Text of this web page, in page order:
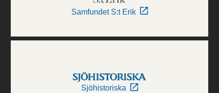
Samfundet S:t Erik
Sjöhistoriska